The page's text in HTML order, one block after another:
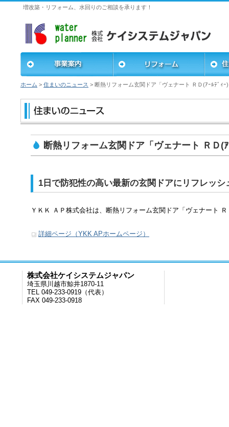
増改築・リフォーム、水回りのご相談を承ります！
事業案内 リフォーム 住まい
ホーム > 住まいのニュース > 断熱リフォーム玄関ドア「ヴェナート ＲＤ(ｱｰﾙﾃﾞｨｰ
断熱リフォーム玄関ドア「ヴェナート ＲＤ(
1日で防犯性の高い最新の玄関ドアにリフレッシ
ＹＫＫ ＡＰ株式会社は、断熱リフォーム玄関ドア「ヴェナート
詳細ページ（YKK APホームページ）
株式会社ケイシステムジャパン
埼玉県川越市鯨井1870-11
TEL 049-233-0919（代表）
FAX 049-233-0918